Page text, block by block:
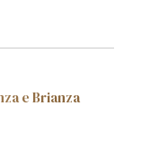
e Brianza